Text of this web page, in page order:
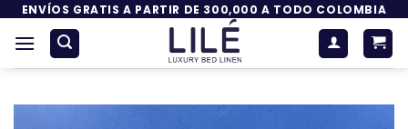
Saltar
contenido
ENVÍOS GRATIS A PARTIR DE 300,000 A TODO COLOMBIA